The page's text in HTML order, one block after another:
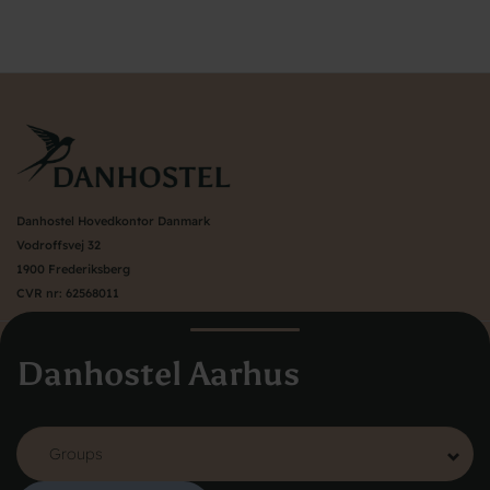
Danhostel Aarhus
Danhostel Hovedkontor Danmark
Vodroffsvej 32
1900 Frederiksberg
CVR nr: 62568011
Värt att veta
Organisation (huvudkontor)
Danhostels i Köpenhamn